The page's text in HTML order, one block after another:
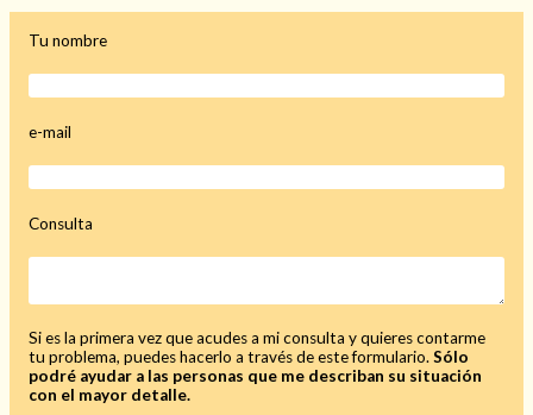
Hechizo de alejamiento
Alejamiento
Amarres
Cómo recuperar a mi ex
Endulzamiento(112)
Oraciones(3)
Rituales(72)
Tarot online(372)
Tu nombre
e-mail
Consulta
Si es la primera vez que acudes a mi consulta y quieres contarme
tu problema, puedes hacerlo a través de este formulario.Sólo
podré ayudar a las personas que me describan su situación
con el mayor detalle.